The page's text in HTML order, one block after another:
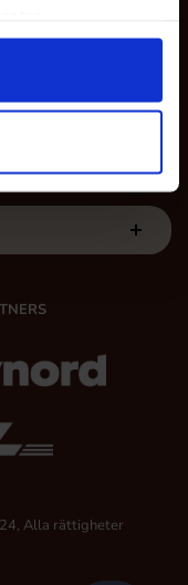
Alla rättigheter